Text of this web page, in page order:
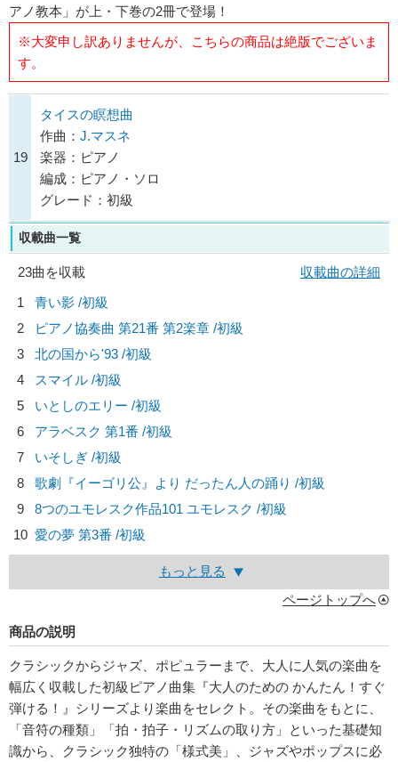
アノ教本」が上・下巻の2冊で登場！
※大変申し訳ありませんが、こちらの商品は絶版でございま
す。
19
タイスの瞑想曲
作曲： J.マスネ
楽器：ピアノ
編成：ピアノ・ソロ
グレード：初級
収載曲一覧
23曲を収載
収載曲の詳細
1
青い影 /初級
2
ピアノ協奏曲 第21番 第2楽章 /初級
3
北の国から'93 /初級
4
スマイル /初級
5
いとしのエリー /初級
6
アラベスク 第1番 /初級
7
いそしぎ /初級
8
歌劇『イーゴリ公』より だったん人の踊り /初級
9
8つのユモレスク作品101 ユモレスク /初級
10 愛の夢 第3番 /初級
もっと見る
ページトップへ
商品の説明
クラシックからジャズ、ポピュラーまで、大人に人気の楽曲を
幅広く収載した初級ピアノ曲集『大人のための かんたん！すぐ
弾ける！』シリーズより楽曲をセレクト。その楽曲をもとに、
「音符の種類」「拍・拍子・リズムの取り方」といった基礎知
識から、クラシック独特の「様式美」、ジャズやポップスに必